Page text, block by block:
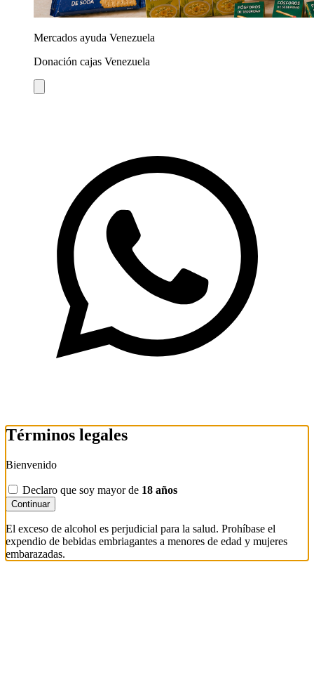
Mercados ayuda Venezuela
Donación cajas Venezuela
Términos legales
Bienvenido
Declaro que soy mayor de 18 años
Continuar
El exceso de alcohol es perjudicial para la salud. Prohíbase el
expendio de bebidas embriagantes a menores de edad y mujeres
embarazadas.